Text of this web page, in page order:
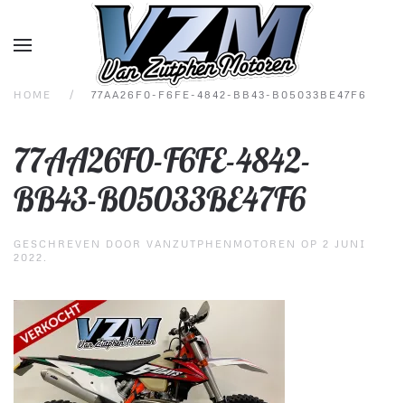
Overslaan en naar de inhoud gaan
HOME 77AA26F0-F6FE-4842-BB43-B05033BE47F6
77AA26F0-F6FE-4842-
BB43-B05033BE47F6
GESCHREVEN DOOR VANZUTPHENMOTOREN OP 2 JUNI
2022